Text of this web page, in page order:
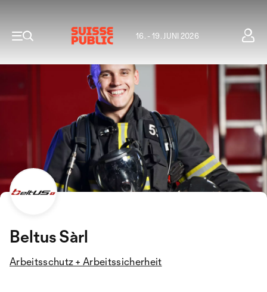
16. - 19. JUNI 2026
Beltus Sàrl
Arbeitsschutz + Arbeitssicherheit